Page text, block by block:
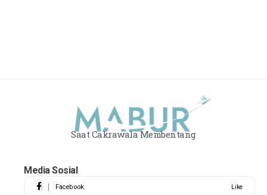
Saat Cakrawala Membentang
Media Sosial
Facebook Like